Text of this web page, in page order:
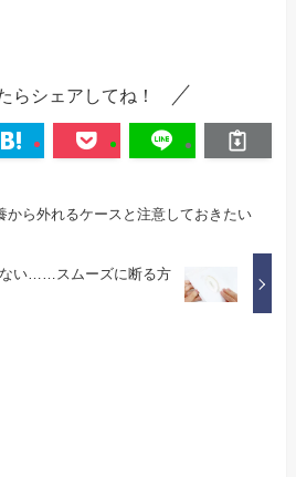
らシェアしてね！
から外れるケースと注意しておきたい
い……スムーズに断る方